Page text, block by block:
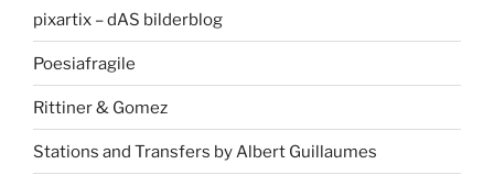
pixartix – dAS bilderblog
Poesiafragile
Rittiner & Gomez
Stations and Transfers by Albert Guillaumes